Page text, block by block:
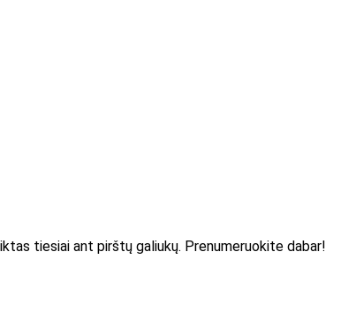
tiesiai ant pirštų galiukų. Prenumeruokite dabar!